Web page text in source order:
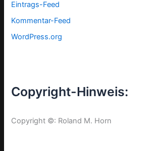
Eintrags-Feed
Kommentar-Feed
WordPress.org
Copyright-Hinweis:
Copyright ©: Roland M. Horn